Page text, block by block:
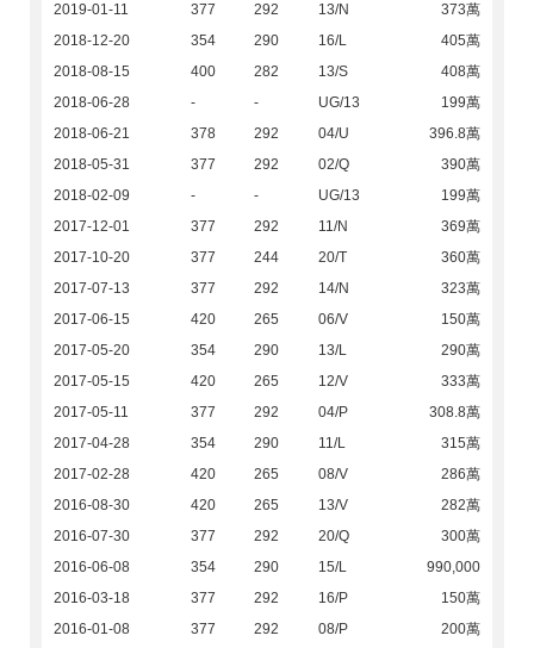
2019-01-11
377 292 13/N
373萬
2018-12-20
354 290 16/L
405萬
2018-08-15
400 282 13/S
408萬
2018-06-28
- - UG/13
199萬
2018-06-21
378 292 04/U
396.8萬
2018-05-31
377 292 02/Q
390萬
2018-02-09
- - UG/13
199萬
2017-12-01
377 292 11/N
369萬
2017-10-20
377 244 20/T
360萬
2017-07-13
377 292 14/N
323萬
2017-06-15
420 265 06/V
150萬
2017-05-20
354 290 13/L
290萬
2017-05-15
420 265 12/V
333萬
2017-05-11
377 292 04/P
308.8萬
2017-04-28
354 290 11/L
315萬
2017-02-28
420 265 08/V
286萬
2016-08-30
420 265 13/V
282萬
2016-07-30
377 292 20/Q
300萬
2016-06-08
354 290 15/L
990,000
2016-03-18
377 292 16/P
150萬
2016-01-08
377 292 08/P 200萬